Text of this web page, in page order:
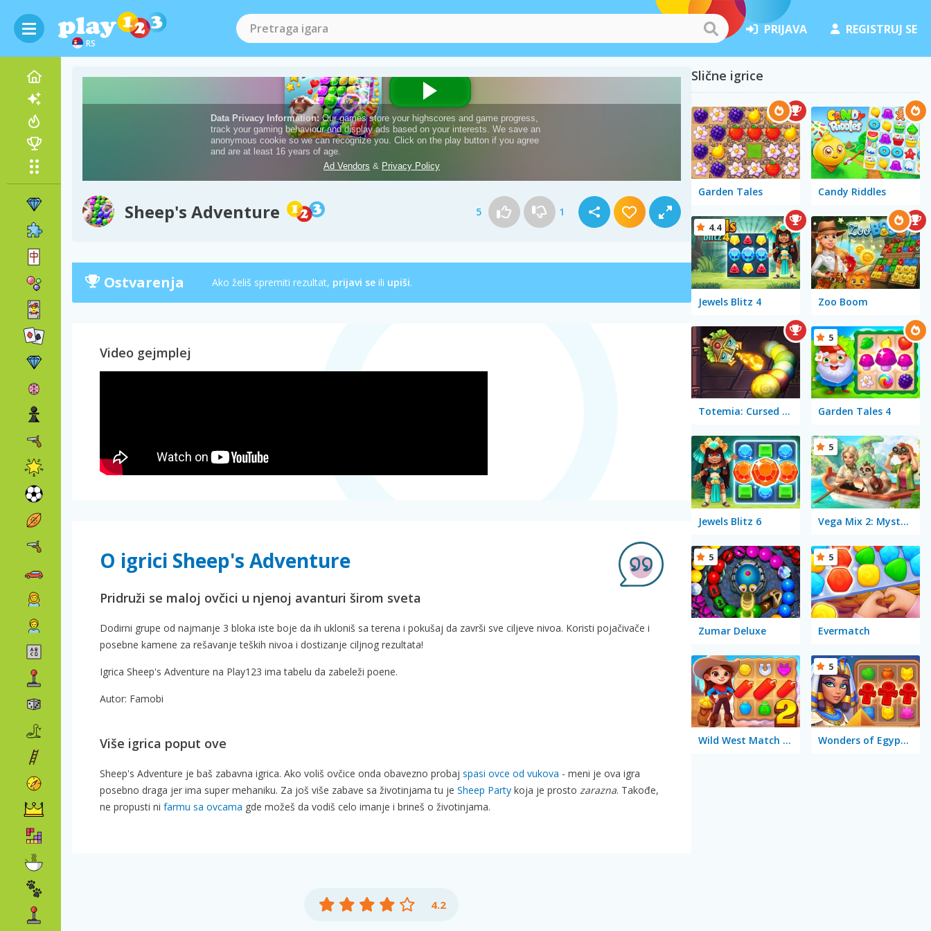
RS
PRIJAVA REGISTRUJ SE
Sheep's Adventure 5 1
Ostvarenja Ako želiš spremiti rezultat, prijavi se ili upiši.
Video gejmplej
O igrici Sheep's Adventure
Pridruži se maloj ovčici u njenoj avanturi širom sveta
Dodirni grupe od najmanje 3 bloka iste boje da ih ukloniš sa terena i pokušaj da završi sve ciljeve nivoa. Koristi pojačivače i
posebne kamene za rešavanje teških nivoa i dostizanje ciljnog rezultata!
Igrica Sheep's Adventure na Play123 ima tabelu da zabeleži poene.
Autor: Famobi
Više igrica poput ove
Sheep's Adventure je baš zabavna igrica. Ako voliš ovčice onda obavezno probaj spasi ovce od vukova - meni je ova igra
posebno draga jer ima super mehaniku. Za još više zabave sa životinjama tu je Sheep Party koja je prosto zarazna. Takođe,
ne propusti ni farmu sa ovcama gde možeš da vodiš celo imanje i brineš o životinjama.
4.2
Slične igrice
Garden Tales Candy Riddles
Jewels Blitz 4
4.4
Zoo Boom
Totemia: Cursed Marbles Garden Tales 4
5
Jewels Blitz 6 Vega Mix 2: Mystery of Island
5
Zumar Deluxe
5
Evermatch
5
Wild West Match 2: The Gold Rush Wonders of Egypt Match
5